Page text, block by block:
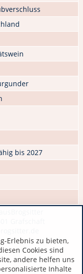
bis 2027
Erlebnis zu bieten,
Cookies sind
andere helfen uns
Inhalte